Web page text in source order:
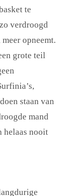
te
verdroogd
opneemt.
grote teil
staan van
mand
helaas nooit